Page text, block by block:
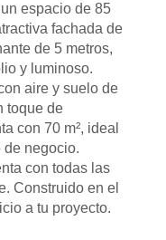
espacio de 85
fachada de
de 5 metros,
y luminoso.
aire y suelo de
toque de
con 70 m², ideal
de negocio.
con todas las
Construido en el
a tu proyecto.